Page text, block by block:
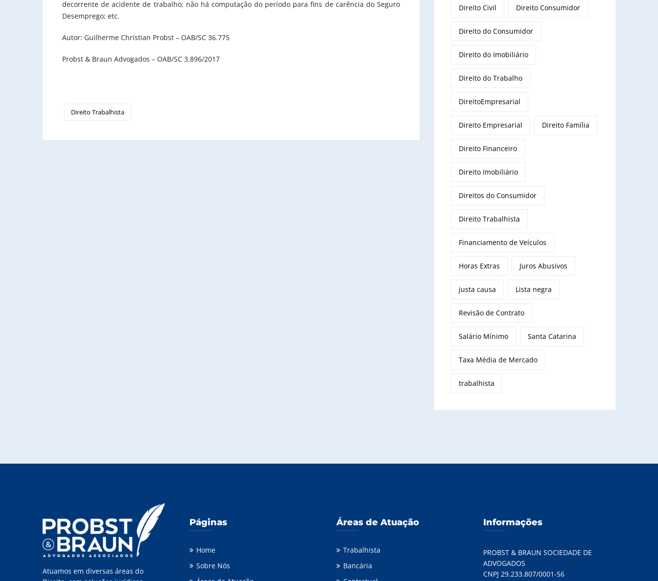
decorrente de acidente de trabalho; não há computação do período para fins de carência do Seguro
Desemprego; etc.
Autor: Guilherme Christian Probst – OAB/SC 36.775
Probst & Braun Advogados – OAB/SC 3.896/2017
Direito Trabalhista
Direito Civil Direito Consumidor
Direito do Consumidor
Direito do Imobiliário
Direito do Trabalho
DireitoEmpresarial
Direito Empresarial Direito Família
Direito Financeiro
Direito Imobiliário
Direitos do Consumidor
Direito Trabalhista
Financiamento de Veículos
Horas Extras Juros Abusivos
justa causa Lista negra
Revisão de Contrato
Salário Mínimo Santa Catarina
Taxa Média de Mercado
trabalhista
Atuamos em diversas áreas do
Páginas
Home
Sobre Nós
Áreas de Atuação
Trabalhista
Bancária
Informações
PROBST & BRAUN SOCIEDADE DE
ADVOGADOS
CNPJ 29.233.807/0001-56